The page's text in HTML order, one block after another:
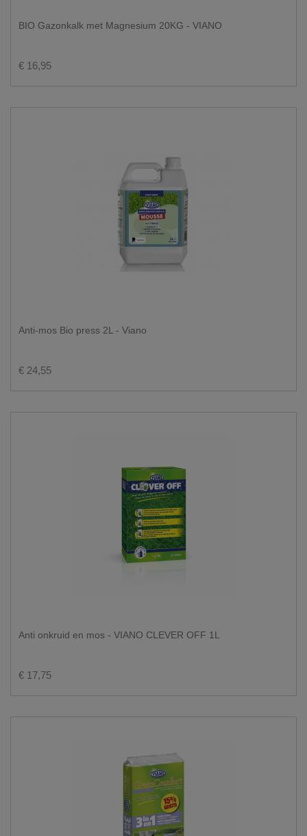
BIO Gazonkalk met Magnesium 20KG - VIANO
€ 16,95
Anti-mos Bio press 2L - Viano
€ 24,55
Anti onkruid en mos - VIANO CLEVER OFF 1L
€ 17,75